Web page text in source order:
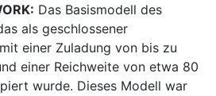
Das Basismodell des
als geschlossener
einer Zuladung von bis zu
einer Reichweite von etwa 80
wurde. Dieses Modell war